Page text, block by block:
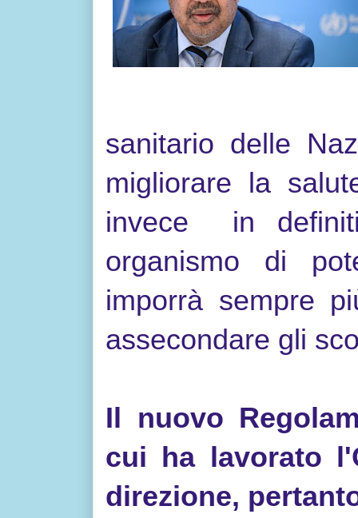
sanitario delle
migliorare la
invece in
organismo di
imporrà sempre
assecondare gli
Il nuovo
cui ha lavorato
direzione,